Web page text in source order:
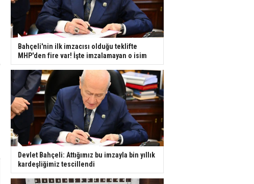
Bahçeli'nin ilk imzacısı olduğu teklifte
MHP'den fire var! İşte imzalamayan o isim
Devlet Bahçeli: Attığımız bu imzayla bin yıllık
kardeşliğimiz tescillendi